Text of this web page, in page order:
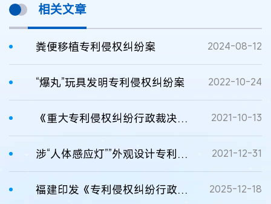
相关文章
粪便移植专利侵权纠纷案 2024-08-12
“爆丸”玩具发明专利侵权纠纷案 2022-10-24
《重大专利侵权纠纷行政裁决办法》解读 2021-10-13
涉“人体感应灯””外观设计专利侵权纠纷案 2021-12-31
福建印发《专利侵权纠纷行政裁决工作指引》 2025-12-18